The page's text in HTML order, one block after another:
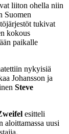
liiton ohella niin
Suomen
tukivat
kokous
paikalle
nykyisiä
Johansson ja
Steve
esitteli
aloittamassa uusi